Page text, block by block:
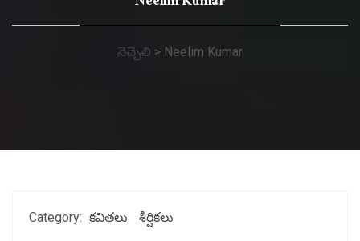
నెచ్చెలి > Neelim Kumar
Category: కవితలు శీర్షికలు